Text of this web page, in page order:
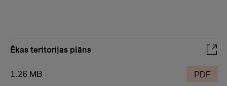
Ēkas teritorijas plāns
1.26 MB PDF